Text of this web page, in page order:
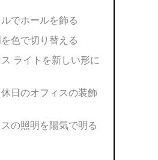
でホールを飾る
色で切り替える
ライトを新しい形に
日のオフィスの装飾
の照明を陽気で明る